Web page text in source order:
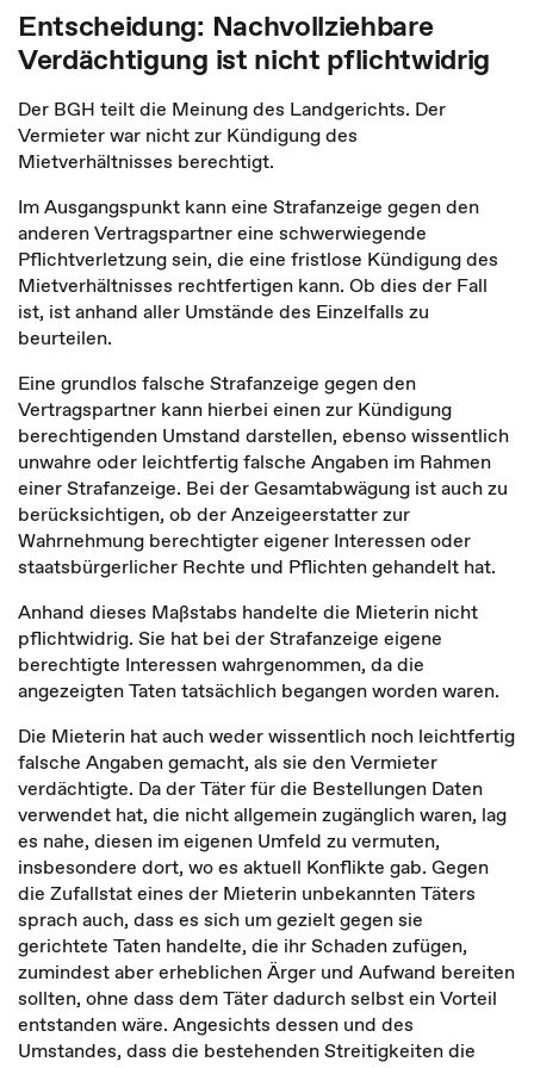
Entscheidung: Nachvollziehbare
Verdächtigung ist nicht pflichtwidrig
Der BGH teilt die Meinung des Landgerichts. Der
Vermieter war nicht zur Kündigung des
Mietverhältnisses berechtigt.
Im Ausgangspunkt kann eine Strafanzeige gegen den
anderen Vertragspartner eine schwerwiegende
Pflichtverletzung sein, die eine fristlose Kündigung des
Mietverhältnisses rechtfertigen kann. Ob dies der Fall
ist, ist anhand aller Umstände des Einzelfalls zu
beurteilen.
Eine grundlos falsche Strafanzeige gegen den
Vertragspartner kann hierbei einen zur Kündigung
berechtigenden Umstand darstellen, ebenso wissentlich
unwahre oder leichtfertig falsche Angaben im Rahmen
einer Strafanzeige. Bei der Gesamtabwägung ist auch zu
berücksichtigen, ob der Anzeigeerstatter zur
Wahrnehmung berechtigter eigener Interessen oder
staatsbürgerlicher Rechte und Pflichten gehandelt hat.
Anhand dieses Maßstabs handelte die Mieterin nicht
pflichtwidrig. Sie hat bei der Strafanzeige eigene
berechtigte Interessen wahrgenommen, da die
angezeigten Taten tatsächlich begangen worden waren.
Die Mieterin hat auch weder wissentlich noch leichtfertig
falsche Angaben gemacht, als sie den Vermieter
verdächtigte. Da der Täter für die Bestellungen Daten
verwendet hat, die nicht allgemein zugänglich waren, lag
es nahe, diesen im eigenen Umfeld zu vermuten,
insbesondere dort, wo es aktuell Konflikte gab. Gegen
die Zufallstat eines der Mieterin unbekannten Täters
sprach auch, dass es sich um gezielt gegen sie
gerichtete Taten handelte, die ihr Schaden zufügen,
zumindest aber erheblichen Ärger und Aufwand bereiten
sollten, ohne dass dem Täter dadurch selbst ein Vorteil
entstanden wäre. Angesichts dessen und des
Umstandes, dass die bestehenden Streitigkeiten die